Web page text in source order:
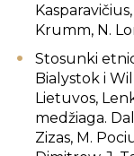
Krumm, N.
Stosunki
Bialystok i
Lietuvos,
medžiaga.
Zizas, M.